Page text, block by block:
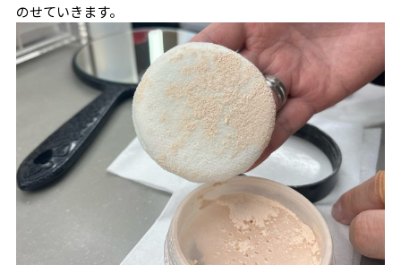
のせていきます。